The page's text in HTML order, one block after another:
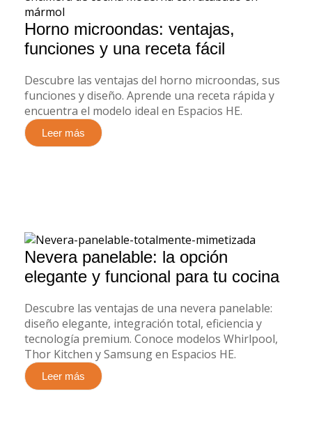
Horno microondas: ventajas,
funciones y una receta fácil
Descubre las ventajas del horno microondas, sus
funciones y diseño. Aprende una receta rápida y
encuentra el modelo ideal en Espacios HE.
Leer más
Nevera panelable: la opción
elegante y funcional para tu cocina
Descubre las ventajas de una nevera panelable:
diseño elegante, integración total, eficiencia y
tecnología premium. Conoce modelos Whirlpool,
Thor Kitchen y Samsung en Espacios HE.
Leer más